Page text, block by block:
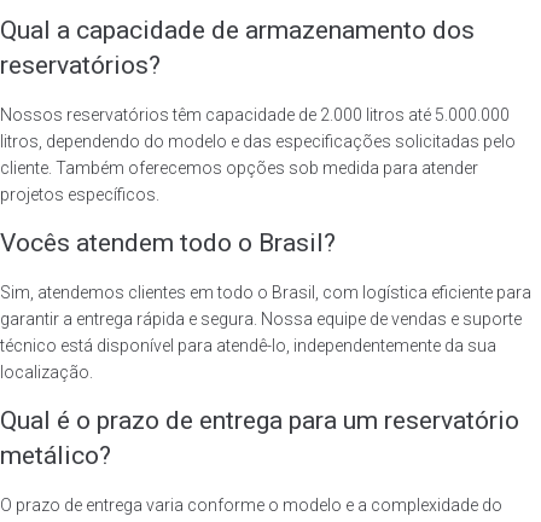
Qual a capacidade de armazenamento dos
reservatórios?
Nossos reservatórios têm capacidade de 2.000 litros até 5.000.000
litros, dependendo do modelo e das especificações solicitadas pelo
cliente. Também oferecemos opções sob medida para atender
projetos específicos.
Vocês atendem todo o Brasil?
Sim, atendemos clientes em todo o Brasil, com logística eficiente para
garantir a entrega rápida e segura. Nossa equipe de vendas e suporte
técnico está disponível para atendê-lo, independentemente da sua
localização.
Qual é o prazo de entrega para um reservatório
metálico?
O prazo de entrega varia conforme o modelo e a complexidade do